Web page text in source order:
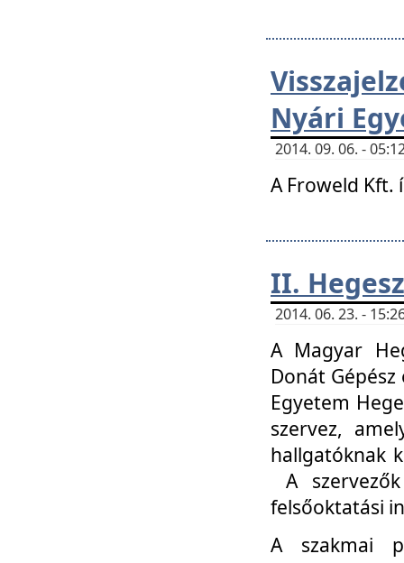
Nyári
2014. 09. 06. -
A Froweld
II.
2014. 06. 23. -
A Magyar
Donát
Egyetem
szervez,
hallgatóknak
A
felsőoktatási
A szakmai